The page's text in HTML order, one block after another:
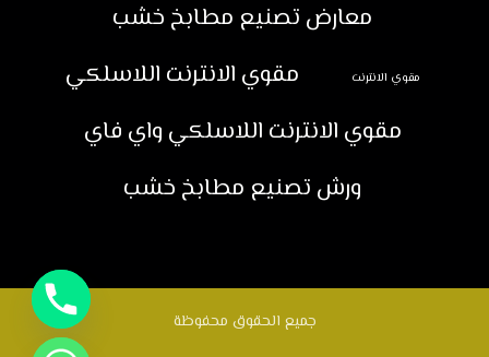
معارض تصنيع مطابخ خشب
مقوي الانترنت
مقوي الانترنت اللاسلكي
مقوي الانترنت اللاسلكي واي فاي
ورش تصنيع مطابخ خشب
جميع الحقوق محفوظة